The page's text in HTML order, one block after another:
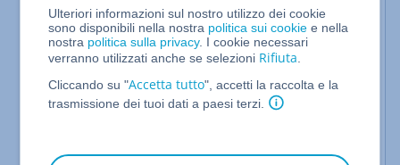
backup completo del server. In caso contrario, il
ripristino del backup fallirà. Per ripristinare un
backup da un server cloud con 0,5 GB di RAM, ti
consigliamo di aumentare temporaneamente la
RAM a 1 GB. Dopo aver ripristinato il backup, puoi
Ulteriori informazioni sul nostro utilizzo dei cookie
sono disponibili nella nostra politica sui cookie e nella
nostra politica sulla privacy. I cookie necessari
verranno utilizzati anche se selezioni Rifiuta
Cliccando su "Accetta tutto", accetti la raccolta e la
trasmissione dei tuoi dati a paesi terzi.